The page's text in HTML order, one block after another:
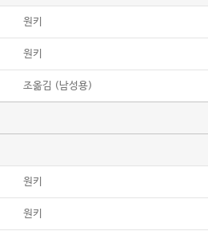
원키
원키
조옮김 (남성용)
원키
원키